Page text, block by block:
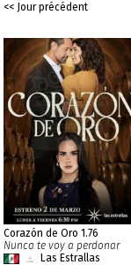
<< Jour précédent
Corazón de Oro 1.76
Nunca te voy a perdonar
Las Estrallas